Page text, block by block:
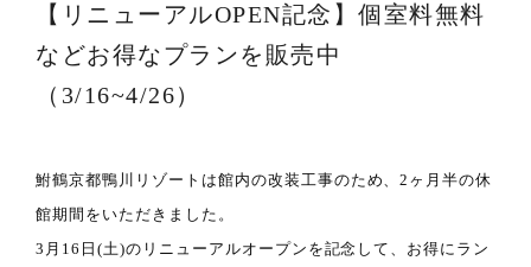
【リニューアルOPEN記念】個室料無料
などお得なプランを販売中
（3/16~4/26）
鮒鶴京都鴨川リゾートは館内の改装工事のため、2ヶ月半の休
館期間をいただきました。
3月16日(土)のリニューアルオープンを記念して、お得にラン